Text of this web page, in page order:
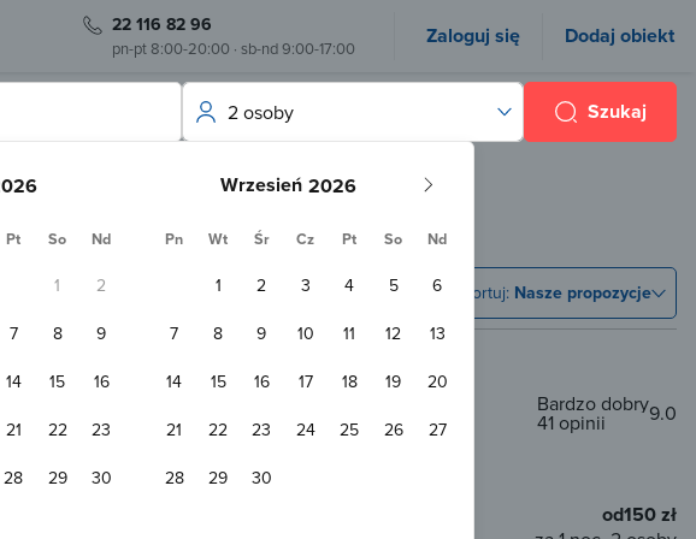
22 116 82 96
pn-pt 8:00-20:00 · sb-nd 9:00-17:00 Zaloguj się Dodaj obiekt
Wrzesień
Pt So Nd Pn Wt Śr Cz Pt So Nd
1
2
7 8
9
14 15
16
21 22
23
28 29
30
1 2 3 4 5
6
7
8 9 10 11 12
13
14
15 16 17 18 19
20
21
22 23 24 25 26
27
28
29 30
2 osoby Szukaj
Sortuj: Nasze propozycje
Point Poznań
9.0
Bardzo dobry
41 opinii
zwierzętom
od150 zł